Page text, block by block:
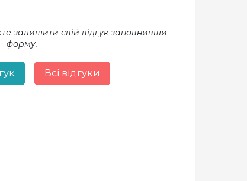
залишити свій відгук заповнивши
форму.
Всі відгуки